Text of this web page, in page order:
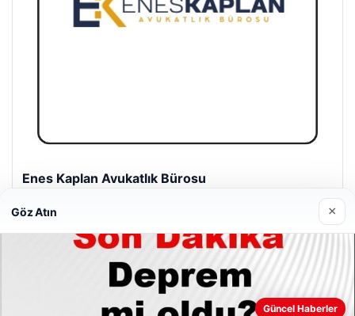
Enes Kaplan Avukatlık Bürosu
Göz Atın ×
Güncel Haberler